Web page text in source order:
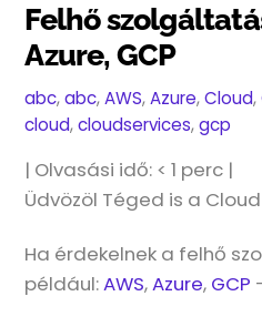
Felhő
Azure, GCP
abc,abc,AWS,Azure,Cloud,
cloud,cloudservices,gcp
| Olvasási idő: < 1 perc |
Üdvözöl Téged is a
Ha érdekelnek a felhő
például:AWS,Azure, GCP